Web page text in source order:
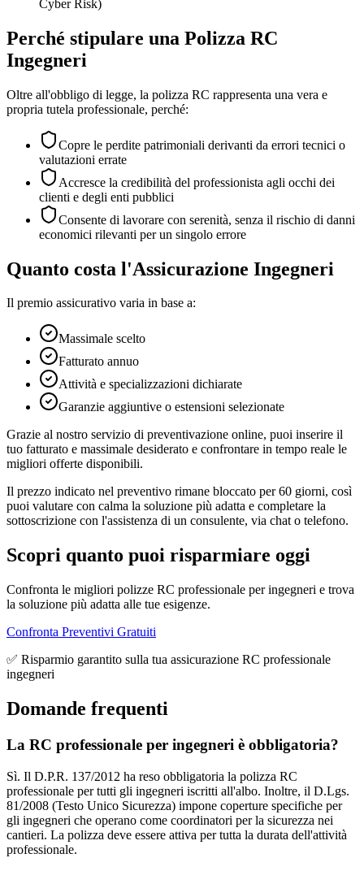
Cyber Risk)
Perché stipulare una Polizza RC
Ingegneri
Oltre all'obbligo di legge, la polizza RC rappresenta una vera e
propria tutela professionale, perché:
Copre le perdite patrimoniali derivanti da errori tecnici o
valutazioni errate
Accresce la credibilità del professionista agli occhi dei
clienti e degli enti pubblici
Consente di lavorare con serenità, senza il rischio di danni
economici rilevanti per un singolo errore
Quanto costa l'Assicurazione Ingegneri
Il premio assicurativo varia in base a:
Massimale scelto
Fatturato annuo
Attività e specializzazioni dichiarate
Garanzie aggiuntive o estensioni selezionate
Grazie al nostro servizio di preventivazione online, puoi inserire il
tuo fatturato e massimale desiderato e confrontare in tempo reale le
migliori offerte disponibili.
Il prezzo indicato nel preventivo rimane bloccato per 60 giorni, così
puoi valutare con calma la soluzione più adatta e completare la
sottoscrizione con l'assistenza di un consulente, via chat o telefono.
Scopri quanto puoi risparmiare oggi
Confronta le migliori polizze RC professionale per ingegneri e trova
la soluzione più adatta alle tue esigenze.
Confronta Preventivi Gratuiti
✅ Risparmio garantito sulla tua assicurazione RC professionale
ingegneri
Domande frequenti
La RC professionale per ingegneri è obbligatoria?
Sì. Il D.P.R. 137/2012 ha reso obbligatoria la polizza RC
professionale per tutti gli ingegneri iscritti all'albo. Inoltre, il D.Lgs.
81/2008 (Testo Unico Sicurezza) impone coperture specifiche per
gli ingegneri che operano come coordinatori per la sicurezza nei
cantieri. La polizza deve essere attiva per tutta la durata dell'attività
professionale.